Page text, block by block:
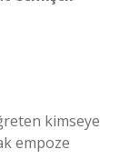
kimseye
empoze